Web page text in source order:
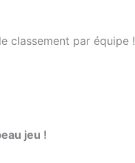
classement par équipe !
jeu !